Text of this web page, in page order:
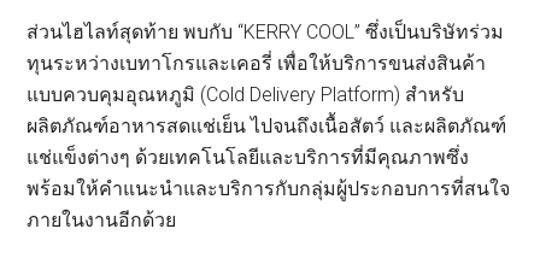
ส่วนไฮไลท์สุดท้าย พบกับ “KERRY COOL” ซึ่งเป็นบริษัทร่วม
ทุนระหว่างเบทาโกรและเคอรี่ เพื่อให้บริการขนส่งสินค้า
แบบควบคุมอุณหภูมิ (Cold Delivery Platform) สำหรับ
ผลิตภัณฑ์อาหารสดแช่เย็น ไปจนถึงเนื้อสัตว์ และผลิตภัณฑ์
แช่แข็งต่างๆ ด้วยเทคโนโลยีและบริการที่มีคุณภาพซึ่ง
พร้อมให้คำแนะนำและบริการกับกลุ่มผู้ประกอบการที่สนใจ
ภายในงานอีกด้วย